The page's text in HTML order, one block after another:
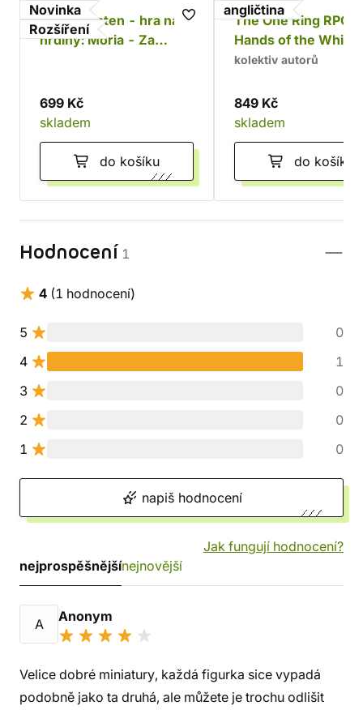
Novinka
Rozšíření
Jeden prsten - hra na
hrdiny: Moria - Za
699 Kč
skladem
do košíku
angličtina
The One Ring RPG:
Hands of the White
Wizard
kolektiv autorů
849 Kč
skladem
do košíku
Hodnocení 1
4 (1 hodnocení)
5
0
4
1
3
0
2
0
1
0
napiš hodnocení
Jak fungují hodnocení?
nejprospěšnějšínejnovější
A Anonym
Velice dobré miniatury, každá figurka sice vypadá
podobně jako ta druhá, ale můžete je trochu odlišit